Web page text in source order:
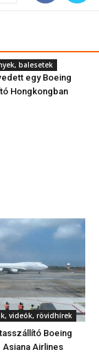
balesetek
egy Boeing
Hongkongban
videók, rövidhírek
Boeing
Asiana Airlines